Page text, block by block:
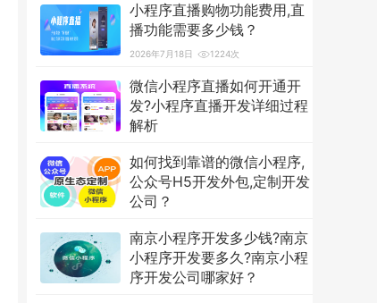
小程序直播购物功能费用,直
播功能需要多少钱？
2026年7月18日 1224次
微信小程序直播如何开通开
发?小程序直播开发详细过程
解析
如何找到靠谱的微信小程序,
公众号H5开发外包,定制开发
公司？
南京小程序开发多少钱?南京
小程序开发要多久?南京小程
序开发公司哪家好？